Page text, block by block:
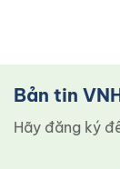
Bản tin
Hãy đăng ký